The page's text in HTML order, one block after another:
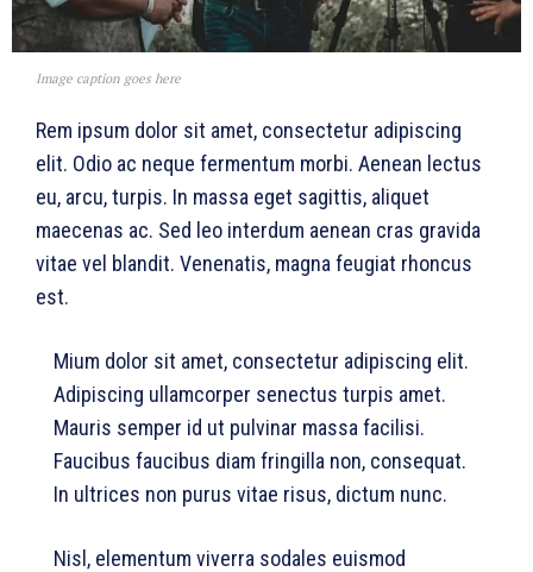
Image caption goes here
Rem ipsum dolor sit amet, consectetur adipiscing
elit. Odio ac neque fermentum morbi. Aenean lectus
eu, arcu, turpis. In massa eget sagittis, aliquet
maecenas ac. Sed leo interdum aenean cras gravida
vitae vel blandit. Venenatis, magna feugiat rhoncus
est.
Mium dolor sit amet, consectetur adipiscing elit.
Adipiscing ullamcorper senectus turpis amet.
Mauris semper id ut pulvinar massa facilisi.
Faucibus faucibus diam fringilla non, consequat.
In ultrices non purus vitae risus, dictum nunc.
Nisl, elementum viverra sodales euismod